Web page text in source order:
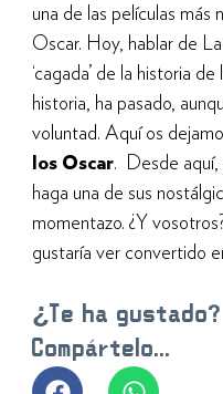
una de las películas más
Oscar. Hoy, hablar de
‘cagada’ de la historia
historia, ha pasado,
voluntad. Aquí os
los Oscar.
Desde
haga una de sus
momentazo. ¿Y
gustaría ver convertido
¿Te ha gustado?
Compártelo...